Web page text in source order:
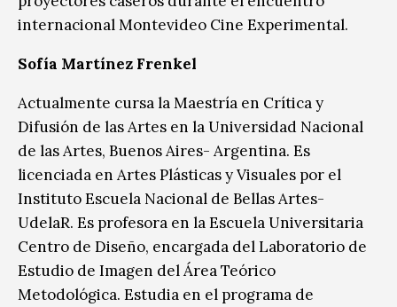
internacional Montevideo Cine Experimental.
Sofía Martínez Frenkel
Actualmente cursa la Maestría en Crítica y
Difusión de las Artes en la Universidad Nacional
de las Artes, Buenos Aires- Argentina. Es
licenciada en Artes Plásticas y Visuales por el
Instituto Escuela Nacional de Bellas Artes-
UdelaR. Es profesora en la Escuela Universitaria
Centro de Diseño, encargada del Laboratorio de
Estudio de Imagen del Área Teórico
Metodológica. Estudia en el programa de